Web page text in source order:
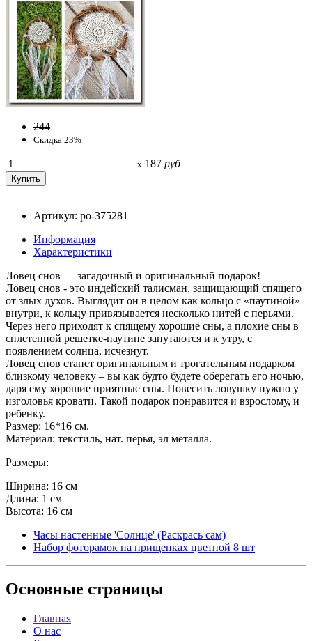
244
Скидка 23%
x 187 руб
Артикул: po-375281
Информация
Характеристики
Ловец снов — загадочный и оригинальный подарок!
Ловец снов - это индейский талисман, защищающий спящего
от злых духов. Выглядит он в целом как кольцо с «паутиной»
внутри, к кольцу привязывается несколько нитей с перьями.
Через него приходят к спящему хорошие сны, а плохие сны в
сплетенной решетке-паутине запутаются и к утру, с
появлением солнца, исчезнут.
Ловец снов станет оригинальным и трогательным подарком
близкому человеку – вы как будто будете оберегать его ночью,
даря ему хорошие приятные сны. Повесить ловушку нужно у
изголовья кровати. Такой подарок понравится и взрослому, и
ребенку.
Размер: 16*16 см.
Материал: текстиль, нат. перья, эл металла.
Размеры:
Ширина: 16 см
Длина: 1 см
Высота: 16 см
Часы настенные 'Солнце' (Раскрась сам)
Набор фоторамок на прищепках цветной 8 шт
Основные страницы
Главная
О нас